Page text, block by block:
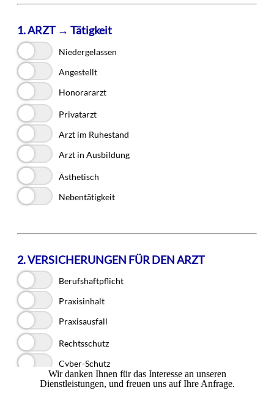
Wir danken Ihnen für das Interesse an unseren
Dienstleistungen, und freuen uns auf Ihre Anfrage.